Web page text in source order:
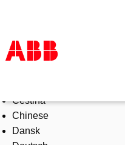
Products & Solutions
Industries
Services
Čeština
Chinese
Dansk